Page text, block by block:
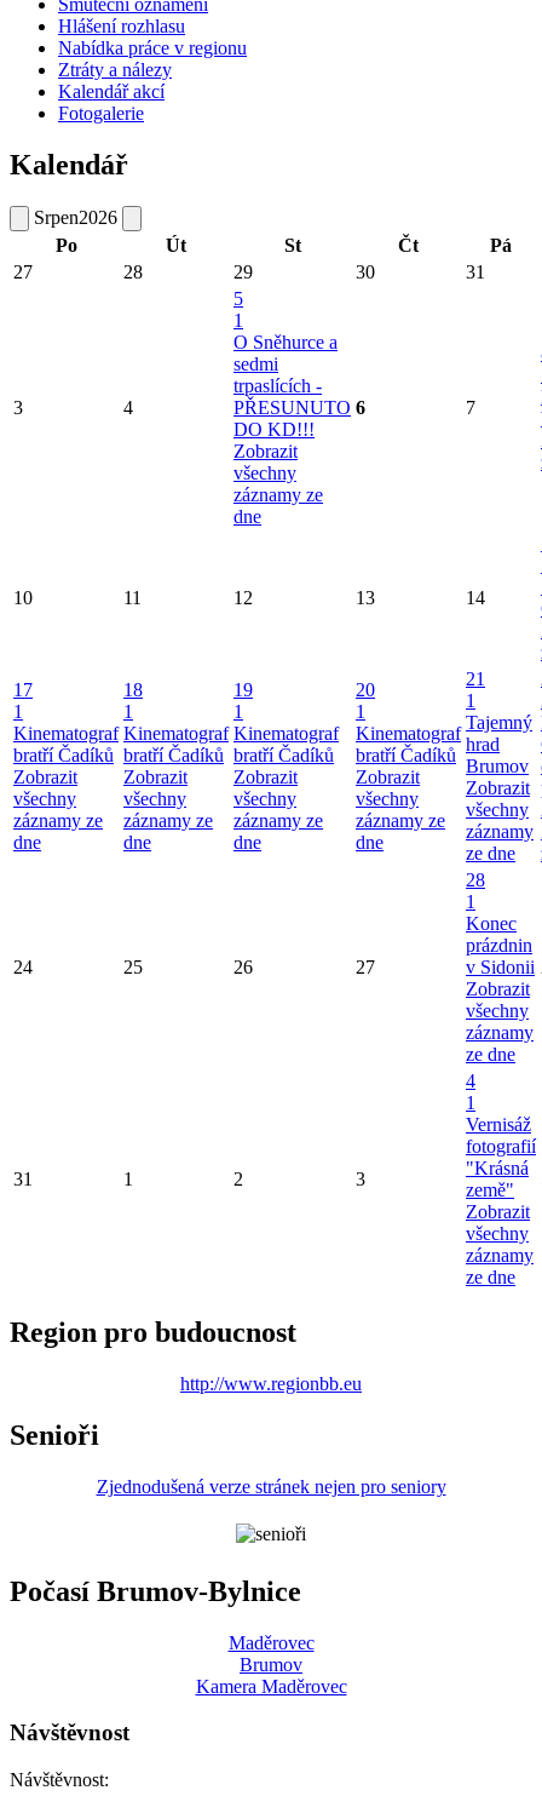
Smuteční oznámení
Hlášení rozhlasu
Nabídka práce v regionu
Ztráty a nálezy
Kalendář akcí
Fotogalerie
Kalendář
Srpen2026
Po
Út St Čt
Pá
27
28 29 30 31
3 4
5
1
O Sněhurce a
sedmi
trpaslících -
PŘESUNUTO
DO KD!!!
Zobrazit
všechny
záznamy ze
dne
6 7
10 11 12 13 14
17
1
Kinematograf
bratří Čadíků
Zobrazit
všechny
záznamy ze
dne
18
1
Kinematograf
bratří Čadíků
Zobrazit
všechny
záznamy ze
dne
19
1
Kinematograf
bratří Čadíků
Zobrazit
všechny
záznamy ze
dne
20
1
Kinematograf
bratří Čadíků
Zobrazit
všechny
záznamy ze
dne
21
1
Tajemný
hrad
Brumov
Zobrazit
všechny
záznamy
ze dne
24 25 26 27
28
1
Konec
prázdnin
v Sidonii
Zobrazit
všechny
záznamy
ze dne
31 1 2 3
4
1
Vernisáž
fotografií
"Krásná
země"
Zobrazit
všechny
záznamy
ze dne
Region pro budoucnost
http://www.regionbb.eu
Senioři
Zjednodušená verze stránek nejen pro seniory
Počasí Brumov-Bylnice
Maděrovec
Brumov
Kamera Maděrovec
Návštěvnost
Návštěvnost: